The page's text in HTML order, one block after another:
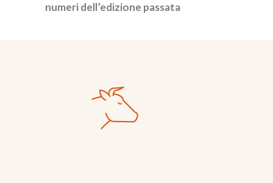
numeri dell’edizione passata